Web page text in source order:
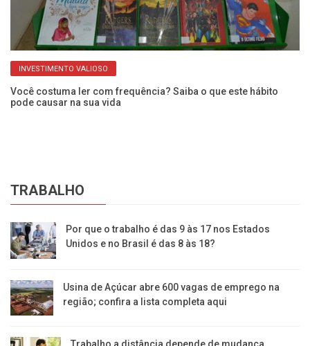
INVESTIMENTO VALIOSO
Você costuma ler com frequência? Saiba o que este hábito
pode causar na sua vida
TRABALHO
Por que o trabalho é das 9 às 17 nos Estados
Unidos e no Brasil é das 8 às 18?
Usina de Açúcar abre 600 vagas de emprego na
região; confira a lista completa aqui
Trabalho a distância depende de mudança